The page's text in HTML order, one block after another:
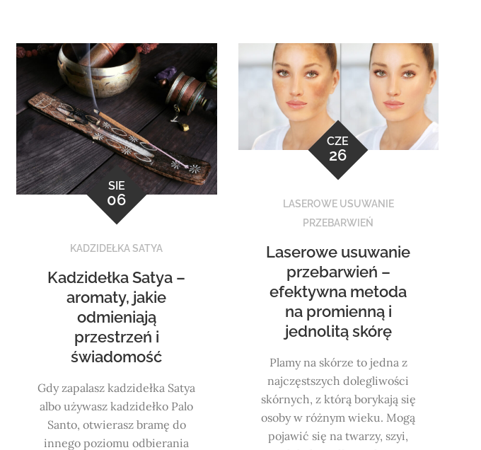
SIE
06
KADZIDEŁKA SATYA
Kadzidełka Satya –
aromaty, jakie
odmieniają
przestrzeń i
świadomość
Gdy zapalasz kadzidełka Satya
albo używasz kadzidełko Palo
Santo, otwierasz bramę do
innego poziomu odbierania
CZE
26
LASEROWE USUWANIE
PRZEBARWIEŃ
Laserowe usuwanie
przebarwień –
efektywna metoda
na promienną i
jednolitą skórę
Plamy na skórze to jedna z
najczęstszych dolegliwości
skórnych, z którą borykają się
osoby w różnym wieku. Mogą
pojawić się na twarzy, szyi,